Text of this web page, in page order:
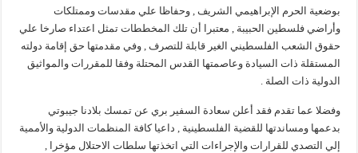
بوضعية الحرم الإبراهيمي الشريف , وحفاظا علي مقدسات وممتلكات
وأراضي فلسطين الحبيبة , معتبرا أن تلك المخططات تمثل اعتداء صارخا علي
حقوق الشعب الفلسطيني الغير قابلة للتصرف , وفي مقدمتها حق إقامة دولته
المستقلة ذات السيادة وعاصمتها القدس المحتلة وفقا للمقررات والمواثيق
الدولية ذات الصلة .
وفضلا عما تقدم فقد أعلن سعادة السفير بري عن تمسك بلادنا جيبوتي
بدعمها ومساندتها للقضية الفلسطينية , داعيا كافة المنظمات الدولية والأممية
إلي التصدي للقرارات والإجراءات التي اتخذتها سلطات الاحتلال مؤخرا ,